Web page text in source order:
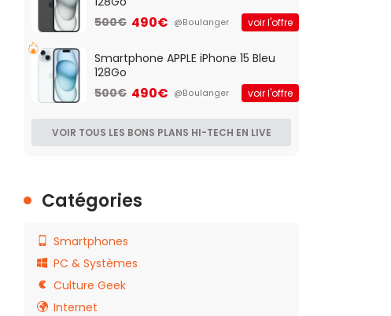
500€ 490€ @Boulanger voir l'offre
Smartphone APPLE iPhone 15 Bleu
128Go
500€ 490€ @Boulanger voir l'offre
VOIR TOUS LES BONS PLANS HI-TECH EN LIVE
Catégories
Smartphones
PC & Systèmes
Culture Geek
Internet